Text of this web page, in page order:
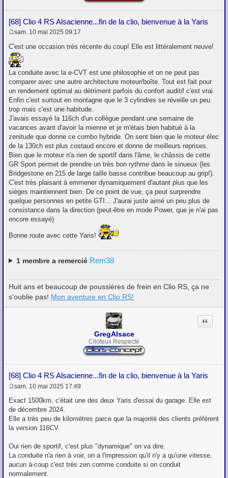
[68] Clio 4 RS Alsacienne...fin de la clio, bienvenue à la Yaris
e
s
s
a
g
e
sam. 10 mai 2025 09:17
C'est une occasion très récente du coup! Elle est littéralement neuve!
La conduite avec la e-CVT est une philosophie et on ne peut pas
comparer avec une autre architecture moteur/boîte. Tout est fait pour
un rendement optimal au détriment parfois du confort auditif c'est vrai.
Enfin c'est surtout en montagne que le 3 cylindres se réveille un peu
trop mais c'est une habitude.
J'avais essayé la 116ch d'un collègue pendant une semaine de
vacances avant d'avoir la mienne et je m'étais bien habitué à la
zenitude que donne ce combo hybride. On sent bien que le moteur élec
de la 130ch est plus costaud encore et donne de meilleurs reprises.
Bien que le moteur n'a rien de sportif dans l'âme, le châssis de cette
GR Sport permet de prendre un très bon rythme dans le sinueux (les
Bridgestone en 215 de large taille basse contribue beaucoup au grip!).
C'est très plaisant à emmener dynamiquement d'autant plus que les
sièges maintiennent bien. De ce point de vue, ça peut surprendre
quelque personnes en petite GTI... J'aurai juste aimé un peu plus de
consistance dans la direction (peut-être en mode Power, que je n'ai pas
encore essayé)
Bonne route avec cette Yaris!
1membre a remercié Rem38
Huit ans et beaucoup de poussières de frein en Clio RS, ça ne
s'oublie pas! Mon aventure en Clio RS!
GregAlsace
Clioteux Respecté
[68] Clio 4 RS Alsacienne...fin de la clio, bienvenue à la Yaris
Citation
e
s
a
g
sam. 10 mai 2025 17:49
Exact 1500km, c'était une des deux Yaris d'essai du garage. Elle est
de décembre 2024.
Elle a très peu de kilomètres parce que la majorité des clients préfèrent
la version 116CV.
Oui rien de sportif, c'est plus "dynamique" on va dire.
La conduite n'a rien à voir, on a l'impression qu'il n'y a qu'une vitesse,
aucun à-coup c'est très zen comme conduite si on conduit
normalement.